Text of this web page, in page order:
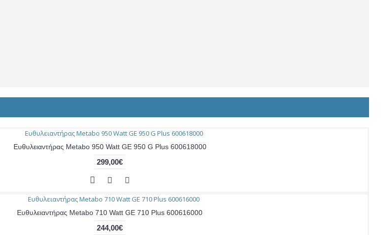
Ευθυλειαντήρας Metabo 950 Watt GE 950 G Plus 600618000
299,00€
Ευθυλειαντήρας Metabo 710 Watt GE 710 Plus 600616000
244,00€